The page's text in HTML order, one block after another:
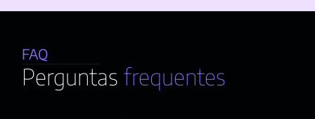
FAQ
Perguntas frequentes